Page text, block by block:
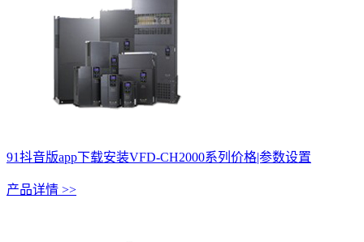
91抖音版app下载安装VFD-CH2000系列价格|参数设置
产品详情 >>